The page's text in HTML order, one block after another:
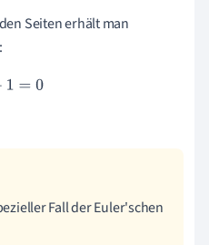
Seiten erhält man
+1 =0
Fall der Euler'schen